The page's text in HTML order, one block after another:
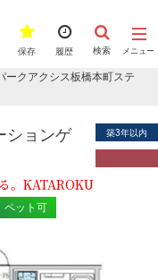
メニュー
検索
履歴
保存
ークアクシス板橋本町ステ
ションゲ
築3年以内
。KATAROKU
ペット可